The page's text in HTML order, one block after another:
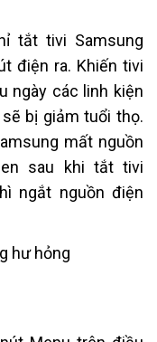
tắt tivi Samsung
điện ra. Khiến tivi
ngày các linh kiện
sẽ bị giảm tuổi thọ.
mất nguồn
sau khi tắt tivi
ngắt nguồn điện
hư hỏng